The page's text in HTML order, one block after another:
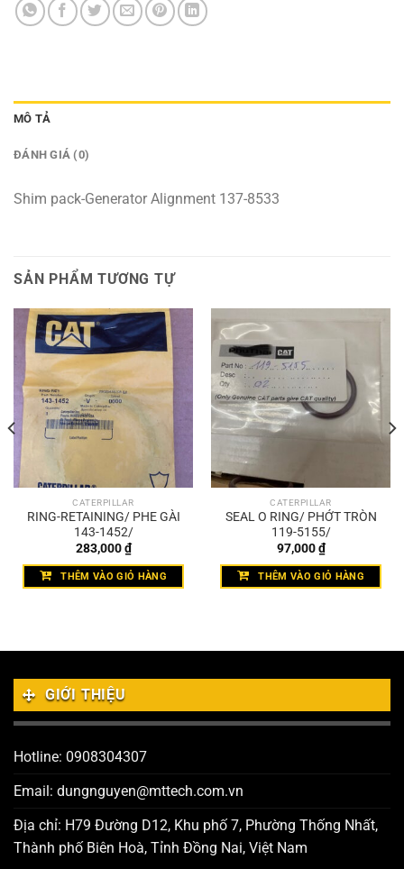
MÔ TẢ
ĐÁNH GIÁ (0)
Shim pack-Generator Alignment 137-8533
SẢN PHẨM TƯƠNG TỰ
CATERPILLAR
RING-RETAINING/ PHE GÀI
143-1452/
283,000₫
THÊM VÀO GIỎ HÀNG
CATERPILLAR
SEAL O RING/ PHỚT TRÒN
119-5155/
97,000₫
THÊM VÀO GIỎ HÀNG
GIỚI THIỆU
Hotline: 0908304307
Email: dungnguyen@mttech.com.vn
Địa chỉ: H79 Đường D12, Khu phố 7, Phường Thống Nhất,
Thành phố Biên Hoà, Tỉnh Đồng Nai, Việt Nam